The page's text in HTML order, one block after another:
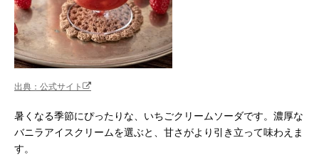
出典：公式サイト
暑くなる季節にぴったりな、いちごクリームソーダです。濃厚な
バニラアイスクリームを選ぶと、甘さがより引き立って味わえま
す。